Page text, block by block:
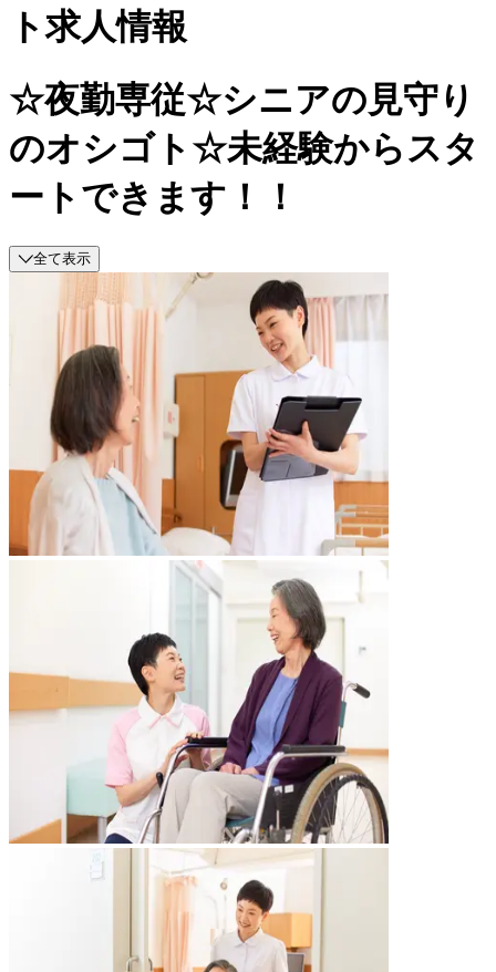
ト求人情報
☆夜勤専従☆シニアの見守り
のオシゴト☆未経験からスタ
ートできます！！
全て表示